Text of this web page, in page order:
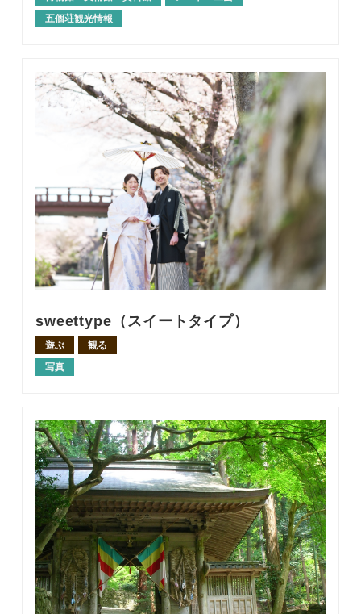
五個荘観光情報
sweettype（スイートタイプ）
遊ぶ
観る
写真